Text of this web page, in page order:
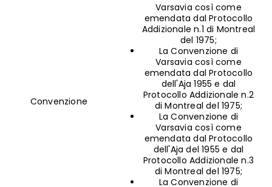
Convenzione
Varsavia così come
emendata dal Protocollo
Addizionale n.1 di Montreal
del 1975;
La Convenzione di
Varsavia così come
emendata dal Protocollo
dell'Aja 1955 e dal
Protocollo Addizionale n.2
di Montreal del 1975;
La Convenzione di
Varsavia così come
emendata dal Protocollo
dell'Aja del 1955 e dal
Protocollo Addizionale n.3
di Montreal del 1975;
La Convenzione di